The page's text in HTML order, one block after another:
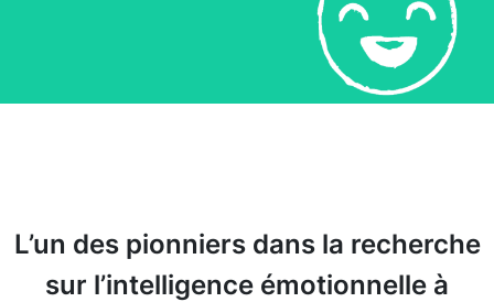
L’un des pionniers dans la recherche
sur l’intelligence émotionnelle à